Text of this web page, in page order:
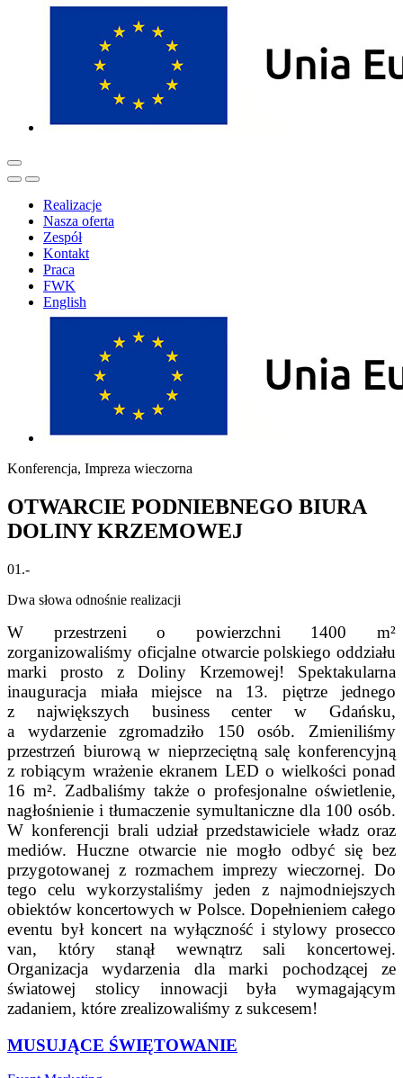
Realizacje
Nasza oferta
Zespół
Kontakt
Praca
FWK
English
Konferencja, Impreza wieczorna
OTWARCIE PODNIEBNEGO BIURA
DOLINY KRZEMOWEJ
01.-
Dwa słowa odnośnie realizacji
W przestrzeni o powierzchni 1400 m²
zorganizowaliśmy oficjalne otwarcie polskiego oddziału
marki prosto z Doliny Krzemowej! Spektakularna
inauguracja miała miejsce na 13. piętrze jednego
z największych business center w Gdańsku,
a wydarzenie zgromadziło 150 osób. Zmieniliśmy
przestrzeń biurową w nieprzeciętną salę konferencyjną
z robiącym wrażenie ekranem LED o wielkości ponad
16 m². Zadbaliśmy także o profesjonalne oświetlenie,
nagłośnienie i tłumaczenie symultaniczne dla 100 osób.
W konferencji brali udział przedstawiciele władz oraz
mediów. Huczne otwarcie nie mogło odbyć się bez
przygotowanej z rozmachem imprezy wieczornej. Do
tego celu wykorzystaliśmy jeden z najmodniejszych
obiektów koncertowych w Polsce. Dopełnieniem całego
eventu był koncert na wyłączność i stylowy prosecco
van, który stanął wewnątrz sali koncertowej.
Organizacja wydarzenia dla marki pochodzącej ze
światowej stolicy innowacji była wymagającym
zadaniem, które zrealizowaliśmy z sukcesem!
MUSUJĄCE ŚWIĘTOWANIE